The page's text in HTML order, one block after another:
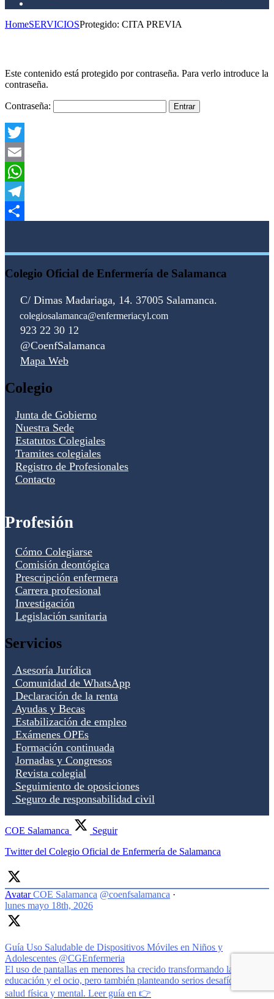
HomeSERVICIOSProtegido: CITA PREVIA
Este contenido está protegido por contraseña. Para verlo introduce la
contraseña.
Contraseña:
Twitter
Email
WhatsApp
Telegram
Colegio Oficial de Enfermería de Salamanca
C/ Dimas Madariaga, 14. 37005 Salamanca.
colegiosalamanca@enfermeriacyl.com
923 22 30 12
@CoenfSalamanca
Mapa Web
Colegio
Junta de Gobierno
Nuestra Sede
Estatutos Colegiales
Tramites colegiales
Registro de Profesionales
Contacto
Profesión
Cómo Colegiarse
Comisión deontógica
Prescripción enfermera
Carrera profesional
Investigación
Legislación sanitaria
Servicios
Asesoría Jurídica
Comunidad de WhatsApp
Declaración de la renta
Ayudas y Becas
Estabilización de empleo
Exámenes OPEs
Formación continuada
Jornadas y Congresos
Revista colegial
Seguimiento de oposiciones
Seguro de responsabilidad civil
COE Salamanca
Seguir
Twitter del Colegio Oficial de Enfermería de Salamanca
Avatar COE Salamanca @coenfsalamanca ·
lunes mayo 18th, 2026
Guía Uso Saludable de Dispositivos Móviles en Niños y
Adolescentes @CGEnfermeria
El uso de pantallas en menores ha crecido transformando la
educación y el ocio, pero también planteando serios desafíos para su
salud física y mental. Leer guía en 👉